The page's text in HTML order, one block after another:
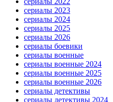
сериалы 2023
сериалы 2024
сериалы 2025
сериалы 2026
сериалы боевики
сериалы военные
сериалы военные 2024
сериалы военные 2025
сериалы военные 2026
сериалы детективы
сериалы детективы 2024